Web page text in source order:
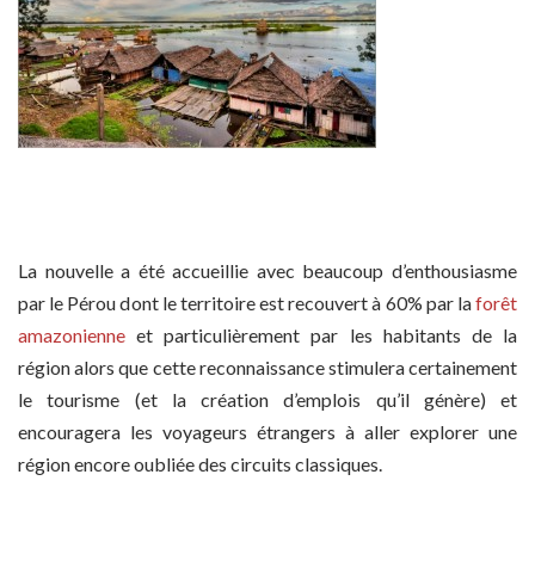
La nouvelle a été accueillie avec beaucoup d’enthousiasme
par le Pérou dont le territoire est recouvert à 60% par laforêt
amazonienne et particulièrement par les habitants de la
région alors que cette reconnaissance stimulera certainement
le tourisme (et la création d’emplois qu’il génère) et
encouragera les voyageurs étrangers à aller explorer une
région encore oubliée des circuits classiques.